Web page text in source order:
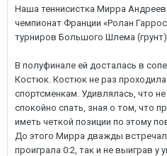
Наша теннисистка Мирра
чемпионат Франции «Ролан
турниров Большого Шлема
В полуфинале ей досталась в
Костюк. Костюк не раз
спортсменкам. Удивлялась, что
спокойно спать, зная о том, что
иметь четкой позиции по этому
До этого Мирра дважды
проиграла 0:2, так и не выиграв у